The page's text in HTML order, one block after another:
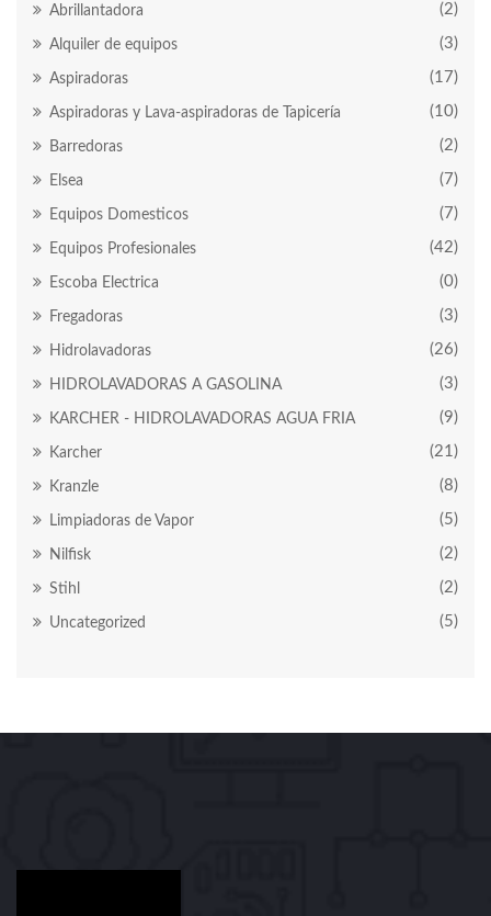
Abrillantadora (2)
Alquiler de equipos (3)
Aspiradoras (17)
Aspiradoras y Lava-aspiradoras de Tapicería (10)
Barredoras (2)
Elsea (7)
Equipos Domesticos (7)
Equipos Profesionales (42)
Escoba Electrica (0)
Fregadoras (3)
Hidrolavadoras (26)
HIDROLAVADORAS A GASOLINA (3)
KARCHER - HIDROLAVADORAS AGUA FRIA (9)
Karcher (21)
Kranzle (8)
Limpiadoras de Vapor (5)
Nilfisk (2)
Stihl (2)
Uncategorized (5)